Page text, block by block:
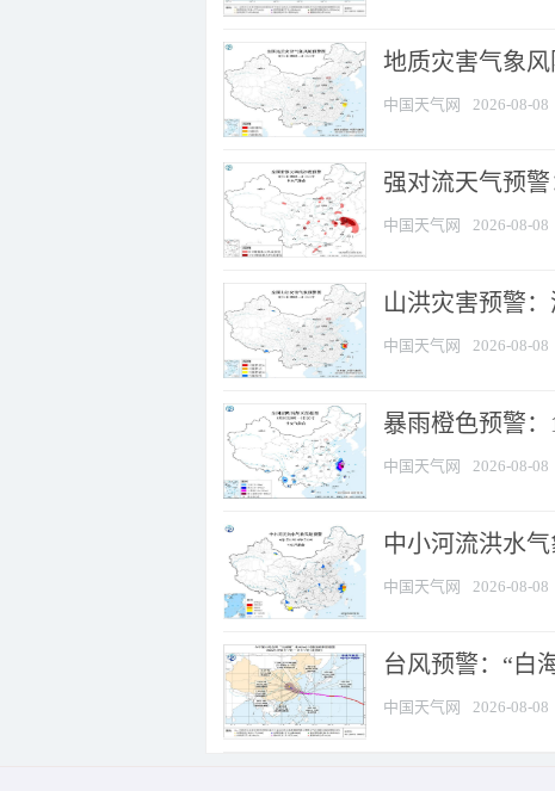
地质灾害气象
中国天气网 2026-08-08
强对流天气预
中国天气网 2026-08-08
山洪灾害预警
中国天气网 2026-08-08
暴雨橙色预警
中国天气网 2026-08-08
中小河流洪水
中国天气网 2026-08-08
台风预警：“白
中国天气网 2026-08-08